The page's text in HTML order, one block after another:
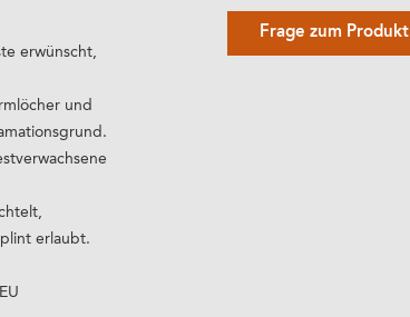
erwünscht,
und
erlaubt.
Frage zum Produkt